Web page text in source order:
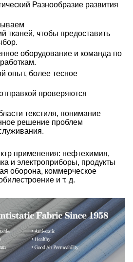
Разнообразие развития
тканей, чтобы предоставить
оборудование и команда по
опыт, более тесное
проверяются
текстиля, понимание
решение проблем
применения: нефтехимия,
и электроприборы, продукты
оборона, коммерческое
и т. д.